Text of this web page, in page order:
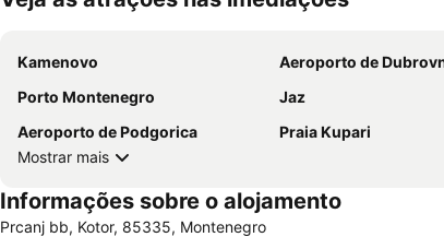
Kamenovo Aeroporto de
Porto Montenegro
Jaz
Aeroporto de Podgorica
Praia Kupari
Mostrar mais
Informações sobre o alojamento
Prcanj bb, Kotor, 85335, Montenegro